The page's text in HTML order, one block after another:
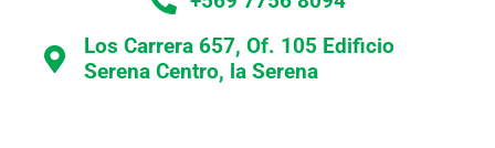
Los Carrera 657, Of. 105 Edificio
Serena Centro, la Serena